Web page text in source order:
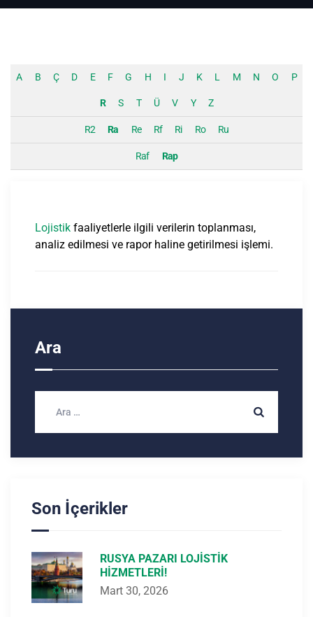
A B Ç D E F G H I J K L M N O P
R S T Ü V Y Z
R2 Ra Re Rf Ri Ro Ru
Raf Rap
Lojistik faaliyetlerle ilgili verilerin toplanması,
analiz edilmesi ve rapor haline getirilmesi işlemi.
Ara
Son İçerikler
RUSYA PAZARI LOJISTIK
HIZMETLERI!
Mart 30, 2026